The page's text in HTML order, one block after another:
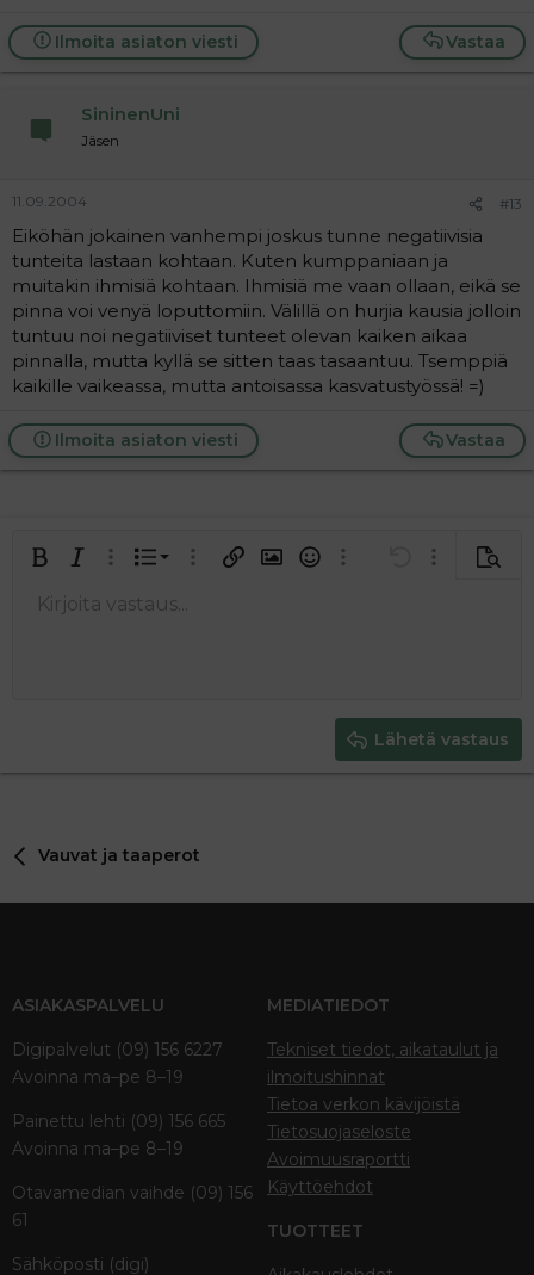
Vastaa
Ilmoita asiaton viesti
SininenUni
Jäsen
11.09.2004 #13
Eiköhän jokainen vanhempi joskus tunne negatiivisia
tunteita lastaan kohtaan. Kuten kumppaniaan ja
muitakin ihmisiä kohtaan. Ihmisiä me vaan ollaan, eikä se
pinna voi venyä loputtomiin. Välillä on hurjia kausia jolloin
tuntuu noi negatiiviset tunteet olevan kaiken aikaa
pinnalla, mutta kyllä se sitten taas tasaantuu. Tsemppiä
kaikille vaikeassa, mutta antoisassa kasvatustyössä! =)
Vastaa
Ilmoita asiaton viesti
LihavoituKursivoitu
Laajennettuun editoriin…
Lista
Järjestetty lista
Laajennettuun editoriin…
Lisää hyperlinkki
Lisää kuva
HymiötLaajennettuun
Kumoa
Fontin koko
9
Tekstiväri
KirjasintyyliArial
Verdana
Yliviivaa
Tasaus Tasaa vasemmalle
Paragraph format
Normal
LainausLisää video/media
Lisää taulukko
Insert horizontal line
Tee uudelleen
BBCode-näkymä
Poista muotoilu
Luonnokset
Kirjoita vastaus...
Lähetä vastaus
Vauvat ja taaperot
ASIAKASPALVELU
Digipalvelut (09) 156 6227
Avoinna ma–pe 8–19
Painettu lehti (09) 156 665
Avoinna ma–pe 8–19
Otavamedian vaihde (09) 156
61
Sähköposti (digi)
MEDIATIEDOT
Tekniset tiedot, aikataulut ja
ilmoitushinnat
Tietoa verkon kävijöistä
Tietosuojaseloste
Avoimuusraportti
Käyttöehdot
TUOTTEET